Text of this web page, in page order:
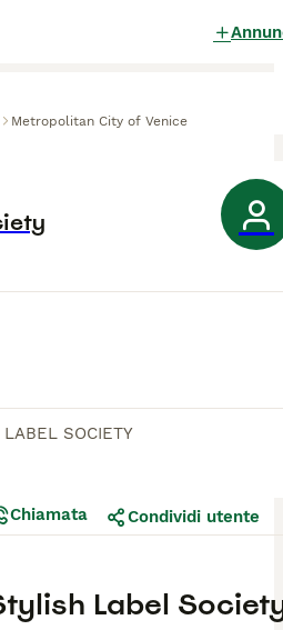
Metropolitan City of Venice
SOCIETY
Label
Chiamata Condividi utente